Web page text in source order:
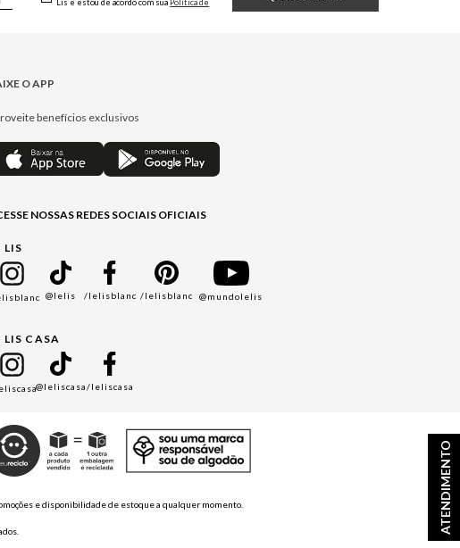
ATENDIMENTO
Lis e estou de acordo com sua Política de
O APP
benefícios exclusivos
NOSSAS REDES SOCIAIS OFICIAIS
LIS
@lelis /lelisblanc /lelisblanc @mundolelis
LIS CASA
@leliscasa/leliscasa
e disponibilidade de estoque a qualquer momento.